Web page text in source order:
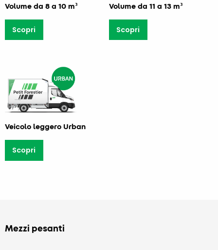
Volume da 8 a 10 m³
Scopri
Volume da 11 a 13 m³
Scopri
Veicolo leggero Urban
Scopri
Mezzi pesanti